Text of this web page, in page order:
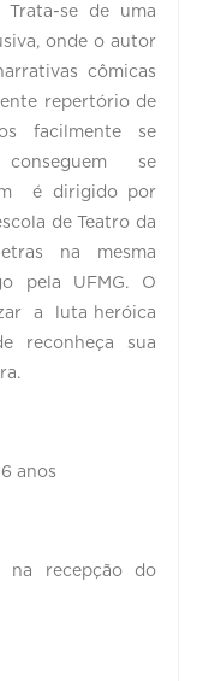
se de uma
onde o autor
cômicas
repertório de
facilmente se
se
é dirigido por
de Teatro da
na mesma
pela UFMG. O
a luta heróica
reconheça sua
anos
na recepção do